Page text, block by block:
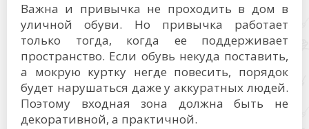
Важна и привычка не проходить в дом в
уличной обуви. Но привычка работает
только тогда, когда ее поддерживает
пространство. Если обувь некуда поставить,
а мокрую куртку негде повесить, порядок
будет нарушаться даже у аккуратных людей.
Поэтому входная зона должна быть не
декоративной, а практичной.